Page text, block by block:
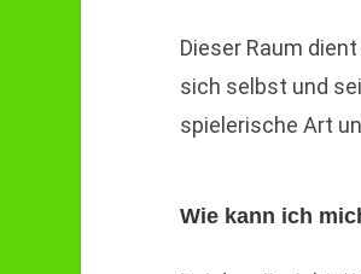
Dieser Raum
sich selbst und
spielerische Art
Wie kann ich